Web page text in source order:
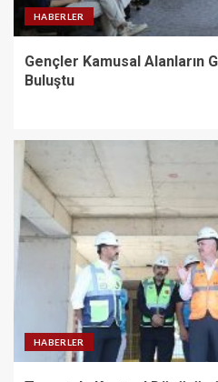
HABERLER
Gençler Kamusal Alanların
Buluştu
HABERLER